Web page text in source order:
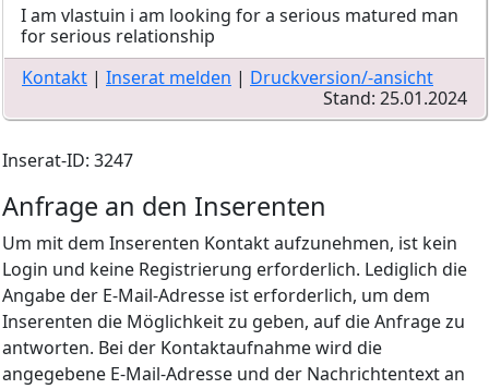
I am vlastuin i am looking for a serious matured man
for serious relationship
Kontakt | Inserat melden | Druckversion/-ansicht
Stand: 25.01.2024
Inserat-ID: 3247
Anfrage an den Inserenten
Um mit dem Inserenten Kontakt aufzunehmen, ist kein
Login und keine Registrierung erforderlich. Lediglich die
Angabe der E-Mail-Adresse ist erforderlich, um dem
Inserenten die Möglichkeit zu geben, auf die Anfrage zu
antworten. Bei der Kontaktaufnahme wird die
angegebene E-Mail-Adresse und der Nachrichtentext an